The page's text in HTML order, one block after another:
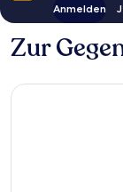
Anmelden
Zur